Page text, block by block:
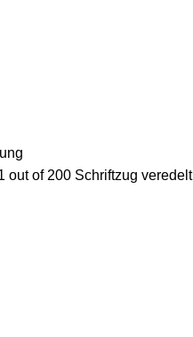
out of 200 Schriftzug veredelt